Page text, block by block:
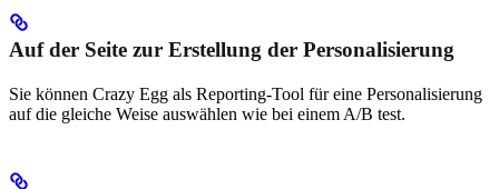
Auf der Seite zur Erstellung der Personalisierung
Sie können Crazy Egg als Reporting-Tool für eine Personalisierung
auf die gleiche Weise auswählen wie bei einem A/B test.